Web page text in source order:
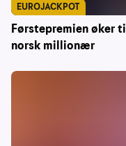
Førstepremien øker
norsk millionær
EUROJACKPOT